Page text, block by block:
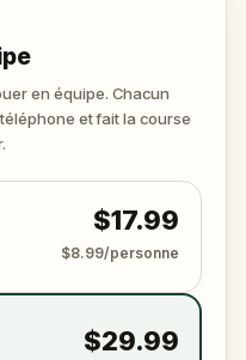
claims the city for
en équipe. Chacun
et fait la course
$17.99
$8.99/personne
$29.99